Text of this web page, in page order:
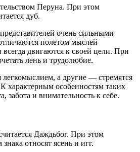
Перуна. При этом
дуб.
очень сильными
полетом мыслей
двигаются к своей цели. При
лень и трудолюбие.
а другие — стремятся
характерным особенностям таких
забота и внимательность к себе.
Даждьбог. При этом
относят ясень и игг.